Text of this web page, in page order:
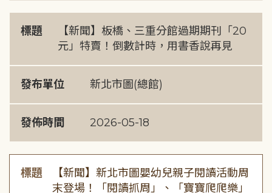
標題
【新聞】板橋、三重分館過期期刊「20
元」特賣！倒數計時，用書香說再見
發布單位 新北市圖(總館)
發佈時間 2026-05-18
標題
【新聞】新北市圖嬰幼兒親子閱讀活動周
末登場！「閱讀抓周」、「寶寶爬爬樂」